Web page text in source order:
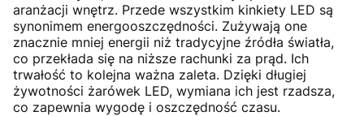
aranżacji wnętrz. Przede wszystkim kinkiety LED są
synonimem energooszczędności. Zużywają one
znacznie mniej energii niż tradycyjne źródła światła,
co przekłada się na niższe rachunki za prąd. Ich
trwałość to kolejna ważna zaleta. Dzięki długiej
żywotności żarówek LED, wymiana ich jest rzadsza,
co zapewnia wygodę i oszczędność czasu.